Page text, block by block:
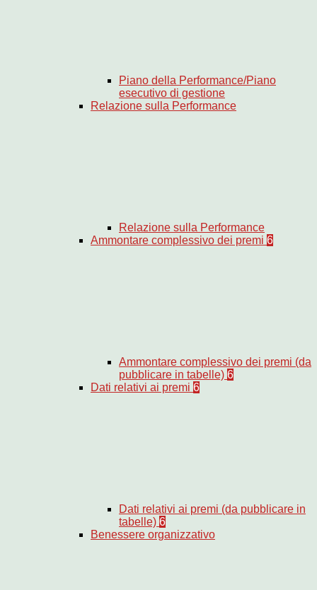
Piano della Performance/Piano
esecutivo di gestione
Relazione sulla Performance
Relazione sulla Performance
Ammontare complessivo dei premi 6
Ammontare complessivo dei premi (da
pubblicare in tabelle) 6
Dati relativi ai premi 6
Dati relativi ai premi (da pubblicare in
tabelle) 6
Benessere organizzativo